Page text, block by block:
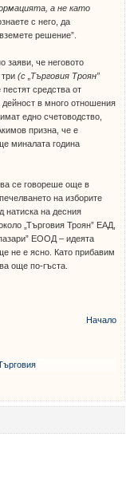
а не като
с него, да
решение”.
заяви, че неговото
три(с „Търговия Троян”
средства от
в много отношения
едно счетоводство,
призна, че е
миналата година
се говореше още в
на изборите
натиска на десния
„Търговия Троян” ЕАД,
ЕООД – идеята
не е ясно. Като прибавим
още по-гъста.
Начало